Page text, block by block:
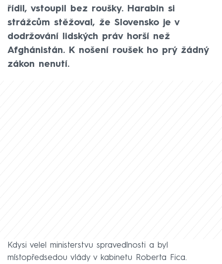
řídil, vstoupil bez roušky. Harabin si
strážcům stěžoval, že Slovensko je v
dodržování lidských práv horší než
Afghánistán. K nošení roušek ho prý žádný
zákon nenutí.
Kdysi velel ministerstvu spravedlnosti a byl
místopředsedou vlády v kabinetu Roberta Fica.